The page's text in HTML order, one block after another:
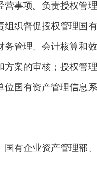
事项。负责授权管
织督促授权管理国
管理、会计核算和
案的审核；授权管
国有资产管理信息
国有企业资产管理部